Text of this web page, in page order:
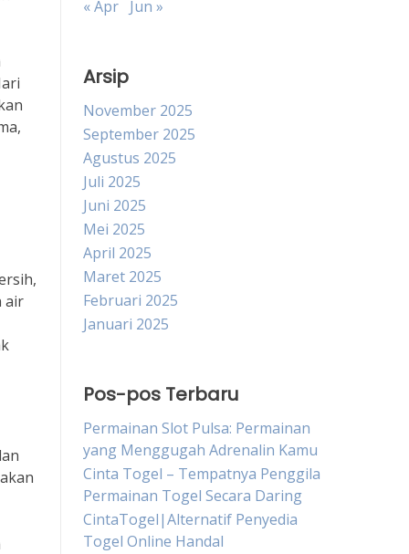
air
« Apr Jun »
Arsip
November 2025
September 2025
Agustus 2025
Juli 2025
Juni 2025
Mei 2025
April 2025
Maret 2025
Februari 2025
Januari 2025
Pos-pos Terbaru
Permainan Slot Pulsa: Permainan
yang Menggugah Adrenalin Kamu
Cinta Togel – Tempatnya Penggila
Permainan Togel Secara Daring
CintaTogel|Alternatif Penyedia
Togel Online Handal